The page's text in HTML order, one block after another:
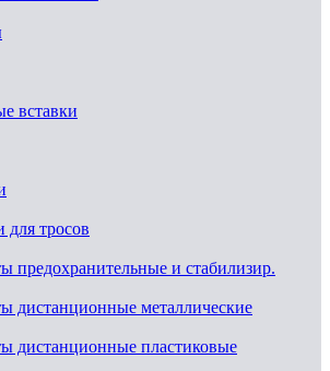
вставки
тросов
предохранительные и стабилизир.
дистанционные металлические
дистанционные пластиковые